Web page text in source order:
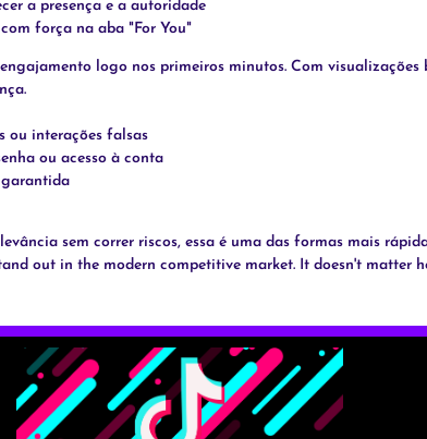
a presença e a autoridade
força na aba "For You"
logo nos primeiros minutos. Com
ou interações falsas
ou acesso à conta
sem correr riscos, essa é uma das formas mais
out in the modern competitive market. It doesn't matter